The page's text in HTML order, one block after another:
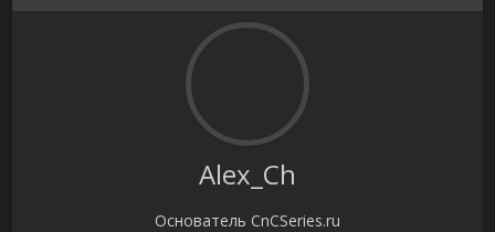
Alex_Ch
Основатель CnCSeries.ru